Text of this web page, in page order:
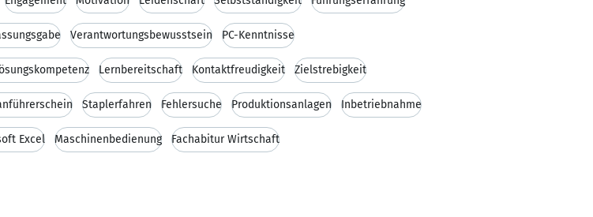
Verantwortungsbewusstsein PC-Kenntnisse
Lernbereitschaft Kontaktfreudigkeit Zielstrebigkeit
Staplerfahren Fehlersuche Produktionsanlagen Inbetriebnahme
Excel Maschinenbedienung Fachabitur Wirtschaft